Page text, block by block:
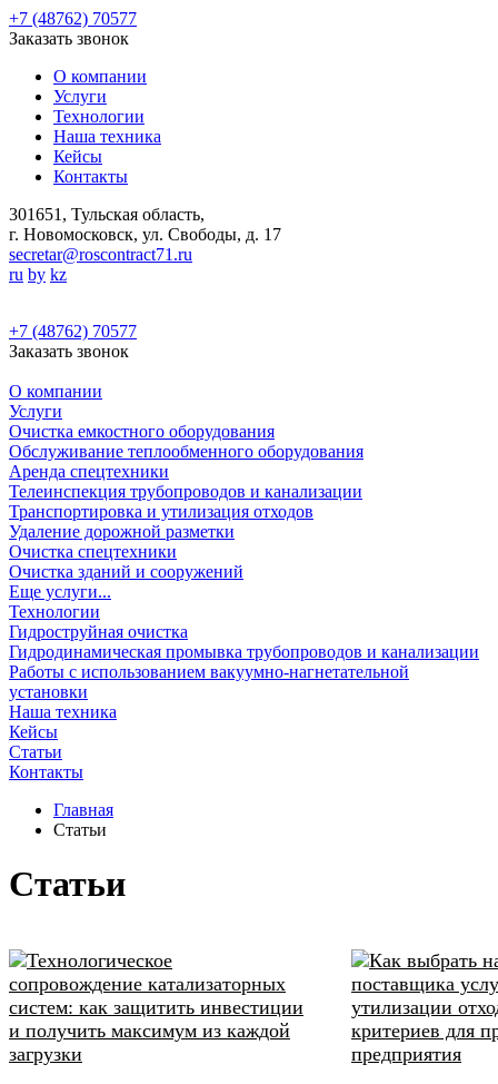
+7 (48762) 70577
Заказать звонок
О компании
Услуги
Технологии
Наша техника
Кейсы
Контакты
301651, Тульская область,
г. Новомосковск, ул. Свободы, д. 17
secretar@roscontract71.ru
ru by kz
+7 (48762) 70577
Заказать звонок
О компании
Услуги
Очистка емкостного оборудования
Обслуживание теплообменного оборудования
Аренда спецтехники
Телеинспекция трубопроводов и канализации
Транспортировка и утилизация отходов
Удаление дорожной разметки
Очистка спецтехники
Очистка зданий и сооружений
Еще услуги...
Технологии
Гидроструйная очистка
Гидродинамическая промывка трубопроводов и канализации
Работы с использованием вакуумно-нагнетательной
установки
Наша техника
Кейсы
Статьи
Контакты
Главная
Статьи
Статьи